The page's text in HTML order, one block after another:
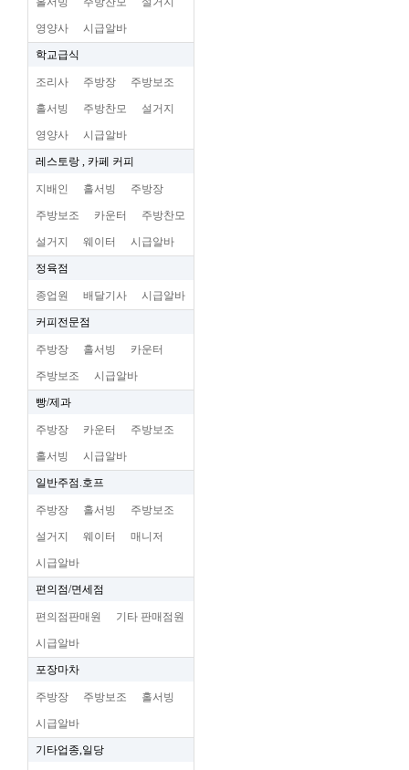
영양사 시급알바
학교급식
조리사 주방장 주방보조
홀서빙 주방찬모 설거지
영양사 시급알바
레스토랑 , 카페 커피
지배인 홀서빙 주방장
주방보조 카운터 주방찬모
설거지 웨이터 시급알바
정육점
종업원 배달기사 시급알바
커피전문점
주방장 홀서빙 카운터
주방보조 시급알바
빵/제과
주방장 카운터 주방보조
홀서빙 시급알바
일반주점.호프
주방장 홀서빙 주방보조
설거지 웨이터 매니저
시급알바
편의점/면세점
편의점판매원 기타 판매점원
시급알바
포장마차
주방장 주방보조 홀서빙
시급알바
기타업종,일당